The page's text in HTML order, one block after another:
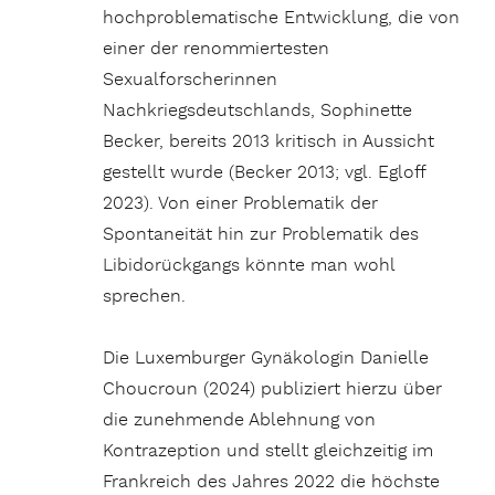
hochproblematische Entwicklung, die von
einer der renommiertesten
Sexualforscherinnen
Nachkriegsdeutschlands, Sophinette
Becker, bereits 2013 kritisch in Aussicht
gestellt wurde (Becker 2013; vgl. Egloff
2023). Von einer Problematik der
Spontaneität hin zur Problematik des
Libidorückgangs könnte man wohl
sprechen.
Die Luxemburger Gynäkologin Danielle
Choucroun (2024) publiziert hierzu über
die zunehmende Ablehnung von
Kontrazeption und stellt gleichzeitig im
Frankreich des Jahres 2022 die höchste